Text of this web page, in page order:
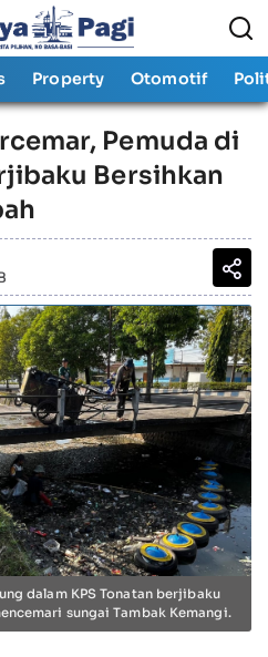
Property Otomotif
Pemuda di
Bersihkan
dalam KPS Tonatan berjibaku
sungai Tambak Kemangi.